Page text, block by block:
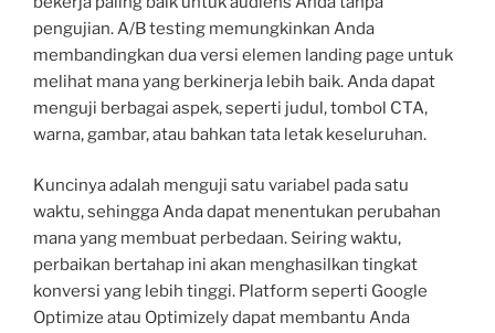
pengujian. A/B testing memungkinkan Anda
membandingkan dua versi elemen landing page untuk
melihat mana yang berkinerja lebih baik. Anda dapat
menguji berbagai aspek, seperti judul, tombol CTA,
warna, gambar, atau bahkan tata letak keseluruhan.
Kuncinya adalah menguji satu variabel pada satu
waktu, sehingga Anda dapat menentukan perubahan
mana yang membuat perbedaan. Seiring waktu,
perbaikan bertahap ini akan menghasilkan tingkat
konversi yang lebih tinggi. Platform seperti Google
Optimize atau Optimizely dapat membantu Anda